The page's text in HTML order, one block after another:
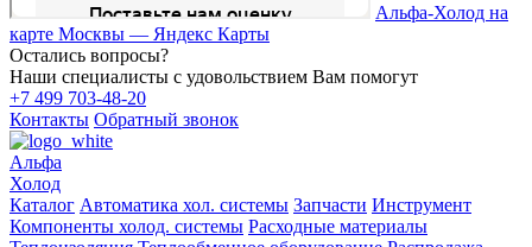
Альфа-Холод на
карте Москвы — Яндекс Карты
Остались вопросы?
Наши специалисты с удовольствием Вам помогут
+7 499 703-48-20
Контакты Обратный звонок
Альфа
Холод
Каталог Автоматика хол. системы Запчасти Инструмент
Компоненты холод. системы Расходные материалы